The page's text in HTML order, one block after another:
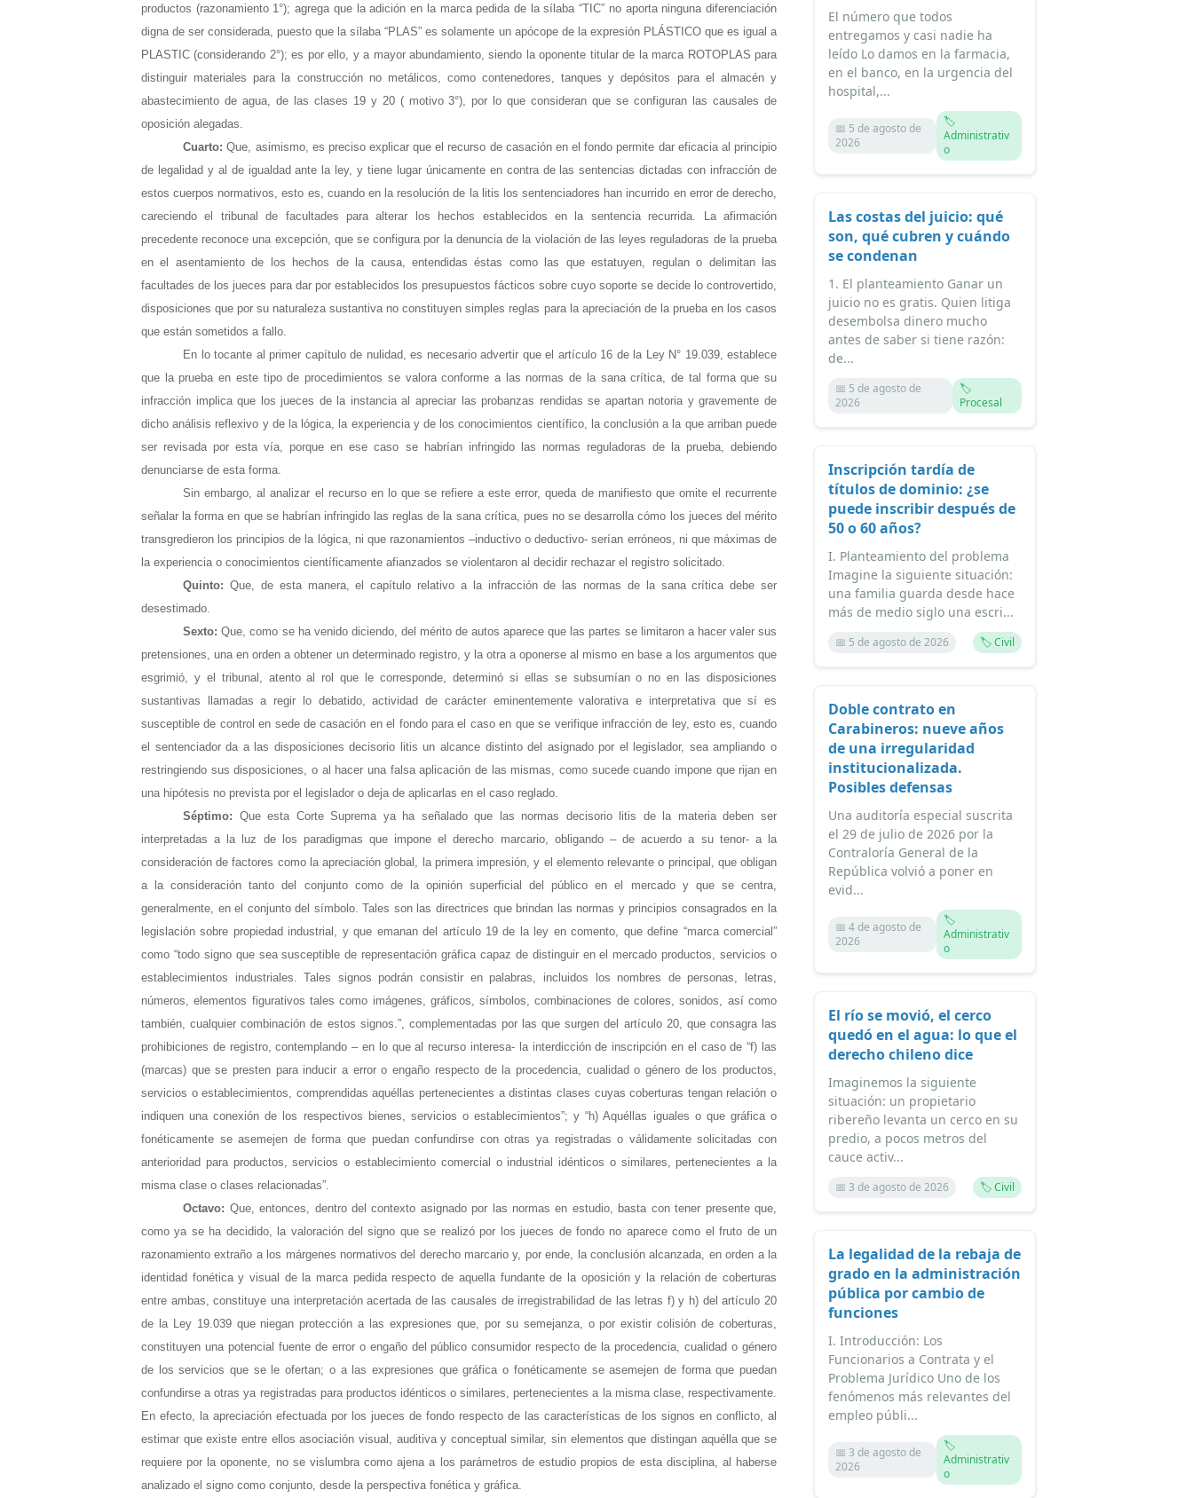
productos (razonamiento 1°); agrega que la adición en la marca pedida de la sílaba “TIC” no aporta ninguna diferenciación
digna de ser considerada, puesto que la sílaba “PLAS” es solamente un apócope de la expresión PLÁSTICO que es igual a
PLASTIC (considerando 2°); es por ello, y a mayor abundamiento, siendo la oponente titular de la marca ROTOPLAS para
distinguir materiales para la construcción no metálicos, como contenedores, tanques y depósitos para el almacén y
abastecimiento de agua, de las clases 19 y 20 ( motivo 3°), por lo que consideran que se configuran las causales de
oposición alegadas.
Cuarto:Que, asimismo, es preciso explicar que el recurso de casación en el fondo permite dar eficacia al principio
de legalidad y al de igualdad ante la ley, y tiene lugar únicamente en contra de las sentencias dictadas con infracción de
estos cuerpos normativos, esto es, cuando en la resolución de la litis los sentenciadores han incurrido en error de derecho,
careciendo el tribunal de facultades para alterar los hechos establecidos en la sentencia recurrida. La afirmación
precedente reconoce una excepción, que se configura por la denuncia de la violación de las leyes reguladoras de la prueba
en el asentamiento de los hechos de la causa, entendidas éstas como las que estatuyen, regulan o delimitan las
facultades de los jueces para dar por establecidos los presupuestos fácticos sobre cuyo soporte se decide lo controvertido,
disposiciones que por su naturaleza sustantiva no constituyen simples reglas para la apreciación de la prueba en los casos
que están sometidos a fallo.
En lo tocante al primer capítulo de nulidad, es necesario advertir que el artículo 16 de la Ley N° 19.039, establece
que la prueba en este tipo de procedimientos se valora conforme a las normas de la sana crítica, de tal forma que su
infracción implica que los jueces de la instancia al apreciar las probanzas rendidas se apartan notoria y gravemente de
dicho análisis reflexivo y de la lógica, la experiencia y de los conocimientos científico, la conclusión a la que arriban puede
ser revisada por esta vía, porque en ese caso se habrían infringido las normas reguladoras de la prueba, debiendo
denunciarse de esta forma.
Sin embargo, al analizar el recurso en lo que se refiere a este error, queda de manifiesto que omite el recurrente
señalar la forma en que se habrían infringido las reglas de la sana crítica, pues no se desarrolla cómo los jueces del mérito
transgredieron los principios de la lógica, ni que razonamientos –inductivo o deductivo- serían erróneos, ni que máximas de
la experiencia o conocimientos científicamente afianzados se violentaron al decidir rechazar el registro solicitado.
Quinto:Que, de esta manera, el capítulo relativo a la infracción de las normas de la sana crítica debe ser
desestimado.
Sexto:Que, como se ha venido diciendo, del mérito de autos aparece que las partes se limitaron a hacer valer sus
pretensiones, una en orden a obtener un determinado registro, y la otra a oponerse al mismo en base a los argumentos que
esgrimió, y el tribunal, atento al rol que le corresponde, determinó si ellas se subsumían o no en las disposiciones
sustantivas llamadas a regir lo debatido, actividad de carácter eminentemente valorativa e interpretativa que sí es
susceptible de control en sede de casación en el fondo para el caso en que se verifique infracción de ley, esto es, cuando
el sentenciador da a las disposiciones decisorio litis un alcance distinto del asignado por el legislador, sea ampliando o
restringiendo sus disposiciones, o al hacer una falsa aplicación de las mismas, como sucede cuando impone que rijan en
una hipótesis no prevista por el legislador o deja de aplicarlas en el caso reglado.
Séptimo: Que esta Corte Suprema ya ha señalado que las normas decisorio litis de la materia deben ser
interpretadas a la luz de los paradigmas que impone el derecho marcario, obligando – de acuerdo a su tenor- a la
consideración de factores como la apreciación global, la primera impresión, y el elemento relevante o principal, que obligan
a la consideración tanto del conjunto como de la opinión superficial del público en el mercado y que se centra,
generalmente, en el conjunto del símbolo. Tales son las directrices que brindan las normas y principios consagrados en la
legislación sobre propiedad industrial, y que emanan del artículo 19 de la ley en comento, que define “marca comercial”
como “todo signo que sea susceptible de representación gráfica capaz de distinguir en el mercado productos, servicios o
establecimientos industriales. Tales signos podrán consistir en palabras, incluidos los nombres de personas, letras,
números, elementos figurativos tales como imágenes, gráficos, símbolos, combinaciones de colores, sonidos, así como
también, cualquier combinación de estos signos.”, complementadas por las que surgen del artículo 20, que consagra las
prohibiciones de registro, contemplando – en lo que al recurso interesa- la interdicción de inscripción en el caso de “f) las
(marcas) que se presten para inducir a error o engaño respecto de la procedencia, cualidad o género de los productos,
servicios o establecimientos, comprendidas aquéllas pertenecientes a distintas clases cuyas coberturas tengan relación o
indiquen una conexión de los respectivos bienes, servicios o establecimientos”; y “h) Aquéllas iguales o que gráfica o
fonéticamente se asemejen de forma que puedan confundirse con otras ya registradas o válidamente solicitadas con
anterioridad para productos, servicios o establecimiento comercial o industrial idénticos o similares, pertenecientes a la
misma clase o clases relacionadas”.
Octavo: Que, entonces, dentro del contexto asignado por las normas en estudio, basta con tener presente que,
como ya se ha decidido, la valoración del signo que se realizó por los jueces de fondo no aparece como el fruto de un
razonamiento extraño a los márgenes normativos del derecho marcario y, por ende, la conclusión alcanzada, en orden a la
identidad fonética y visual de la marca pedida respecto de aquella fundante de la oposición y la relación de coberturas
entre ambas, constituye una interpretación acertada de las causales de irregistrabilidad de las letras f) y h) del artículo 20
de la Ley 19.039 que niegan protección a las expresiones que, por su semejanza, o por existir colisión de coberturas,
constituyen una potencial fuente de error o engaño del público consumidor respecto de la procedencia, cualidad o género
de los servicios que se le ofertan; o a las expresiones que gráfica o fonéticamente se asemejen de forma que puedan
confundirse a otras ya registradas para productos idénticos o similares, pertenecientes a la misma clase, respectivamente.
En efecto, la apreciación efectuada por los jueces de fondo respecto de las características de los signos en conflicto, al
estimar que existe entre ellos asociación visual, auditiva y conceptual similar, sin elementos que distingan aquélla que se
requiere por la oponente, no se vislumbra como ajena a los parámetros de estudio propios de esta disciplina, al haberse
analizado el signo como conjunto, desde la perspectiva fonética y gráfica.
El número que todos
entregamos y casi nadie ha
leído Lo damos en la farmacia,
en el banco, en la urgencia del
hospital,...
📅 5 de agosto de
2026
🏷️
Administrativ
o
Las costas del juicio: qué
son, qué cubren y cuándo
se condenan
1. El planteamiento Ganar un
juicio no es gratis. Quien litiga
desembolsa dinero mucho
antes de saber si tiene razón:
de...
📅 5 de agosto de
2026
🏷️
Procesal
Inscripción tardía de
títulos de dominio: ¿se
puede inscribir después de
50 o 60 años?
I. Planteamiento del problema
Imagine la siguiente situación:
una familia guarda desde hace
más de medio siglo una escri...
📅 5 de agosto de 2026 🏷️ Civil
Doble contrato en
Carabineros: nueve años
de una irregularidad
institucionalizada.
Posibles defensas
Una auditoría especial suscrita
el 29 de julio de 2026 por la
Contraloría General de la
República volvió a poner en
evid...
📅 4 de agosto de
2026
🏷️
Administrativ
o
El río se movió, el cerco
quedó en el agua: lo que el
derecho chileno dice
Imaginemos la siguiente
situación: un propietario
ribereño levanta un cerco en su
predio, a pocos metros del
cauce activ...
📅 3 de agosto de 2026 🏷️ Civil
La legalidad de la rebaja de
grado en la administración
pública por cambio de
funciones
I. Introducción: Los
Funcionarios a Contrata y el
Problema Jurídico Uno de los
fenómenos más relevantes del
empleo públi...
📅 3 de agosto de
2026
🏷️
Administrativ
o